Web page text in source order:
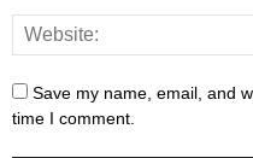
Save my name, email, and
time I comment.